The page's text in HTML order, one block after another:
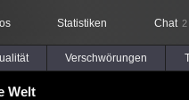
Statistiken Chat 2
Verschwörungen
Welt